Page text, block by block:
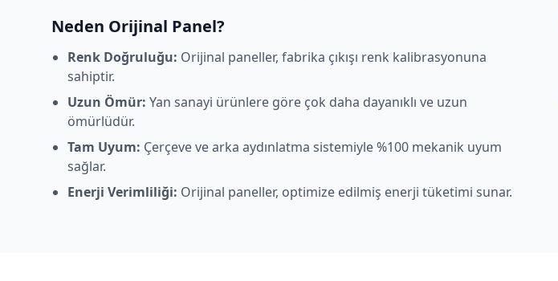
Neden Orijinal Panel?
Renk Doğruluğu: Orijinal paneller, fabrika çıkışı renk kalibrasyonuna
sahiptir.
Uzun Ömür: Yan sanayi ürünlere göre çok daha dayanıklı ve uzun
ömürlüdür.
Tam Uyum: Çerçeve ve arka aydınlatma sistemiyle %100 mekanik uyum
sağlar.
Enerji Verimliliği: Orijinal paneller, optimize edilmiş enerji tüketimi sunar.